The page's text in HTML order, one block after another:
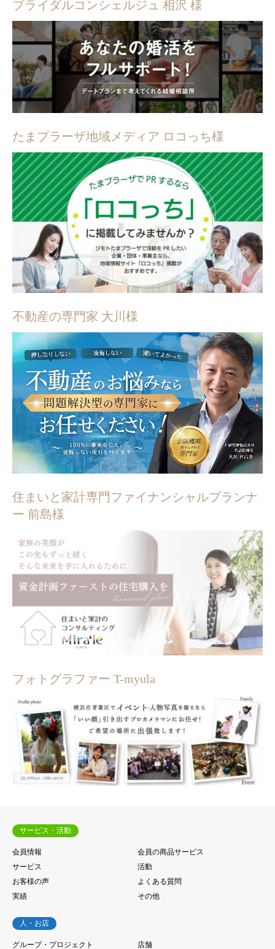
ブライダルコンシェルジュ 相沢 様
たまプラーザ地域メディア ロコっち様
不動産の専門家 大川様
住まいと家計専門ファイナンシャルプランナ
ー 前島様
フォトグラファー T-myula
サービス・活動
会員情報
会員の商品サービス
サービス
活動
お客様の声
よくある質問
実績
その他
人・お店
グループ・プロジェクト 店舗